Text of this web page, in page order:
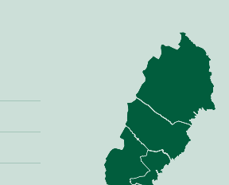
Bemanning Jord